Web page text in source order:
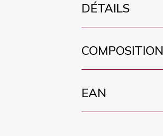
DÉTAILS
COMPOSITION
EAN